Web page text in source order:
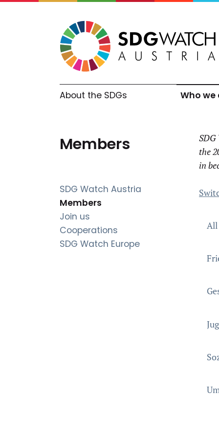
About the SDGs Who we
Members
SDG Watch Austria
Members
Join us
Cooperations
SDG Watch Europe
the
in
All